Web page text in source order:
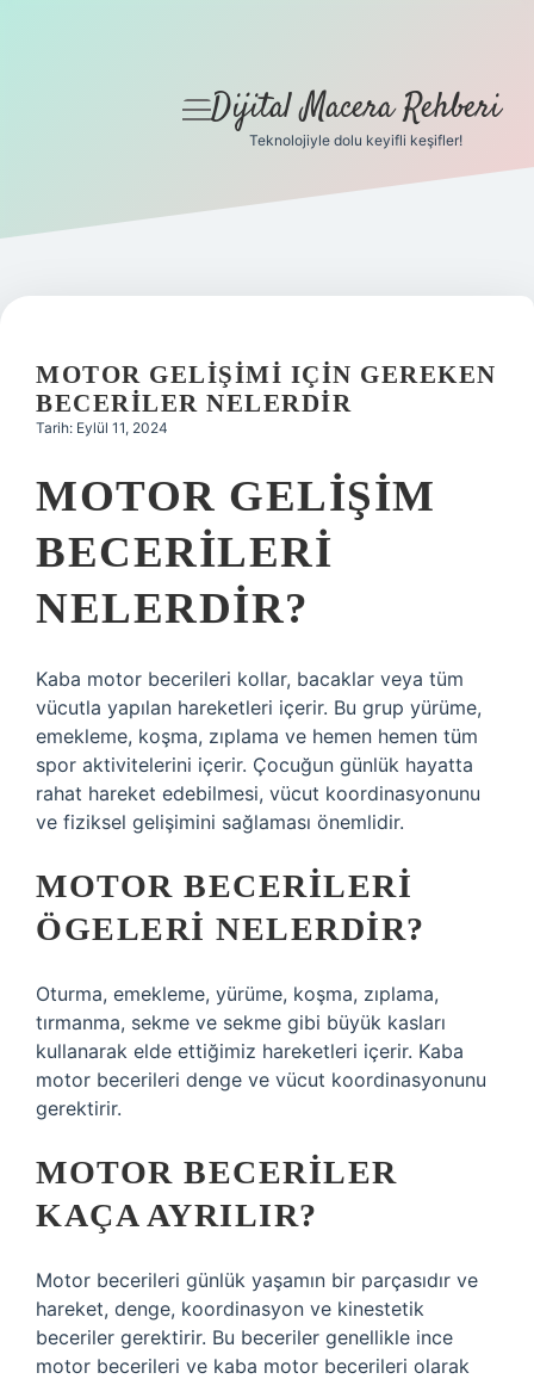
Gizlilik Politikası
Yasal Uyarı
menüyü
Dijital Macera Rehberi
Teknolojiyle dolu keyifli keşifler!
MOTOR GELIŞIMI IÇIN GEREKEN
BECERILER NELERDIR
Tarih: Eylül 11, 2024
MOTOR GELIŞIM
BECERILERI
NELERDIR?
Kaba motor becerileri kollar, bacaklar veya tüm
vücutla yapılan hareketleri içerir. Bu grup yürüme,
emekleme, koşma, zıplama ve hemen hemen tüm
spor aktivitelerini içerir. Çocuğun günlük hayatta
rahat hareket edebilmesi, vücut koordinasyonunu
ve fiziksel gelişimini sağlaması önemlidir.
MOTOR BECERILERI
ÖGELERI NELERDIR?
Oturma, emekleme, yürüme, koşma, zıplama,
tırmanma, sekme ve sekme gibi büyük kasları
kullanarak elde ettiğimiz hareketleri içerir. Kaba
motor becerileri denge ve vücut koordinasyonunu
gerektirir.
MOTOR BECERILER
KAÇA AYRILIR?
Motor becerileri günlük yaşamın bir parçasıdır ve
hareket, denge, koordinasyon ve kinestetik
beceriler gerektirir. Bu beceriler genellikle ince
motor becerileri ve kaba motor becerileri olarak